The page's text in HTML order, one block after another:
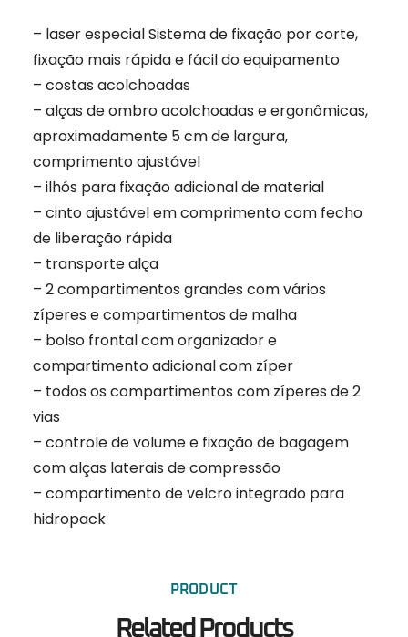
– laser especial Sistema de fixação por corte,
fixação mais rápida e fácil do equipamento
– costas acolchoadas
– alças de ombro acolchoadas e ergonômicas,
aproximadamente 5 cm de largura,
comprimento ajustável
– ilhós para fixação adicional de material
– cinto ajustável em comprimento com fecho
de liberação rápida
– transporte alça
– 2 compartimentos grandes com vários
zíperes e compartimentos de malha
– bolso frontal com organizador e
compartimento adicional com zíper
– todos os compartimentos com zíperes de 2
vias
– controle de volume e fixação de bagagem
com alças laterais de compressão
– compartimento de velcro integrado para
hidropack
PRODUCT
Related Products